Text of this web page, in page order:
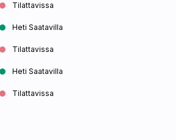
Tilattavissa
Heti Saatavilla
Tilattavissa
Heti Saatavilla
Tilattavissa